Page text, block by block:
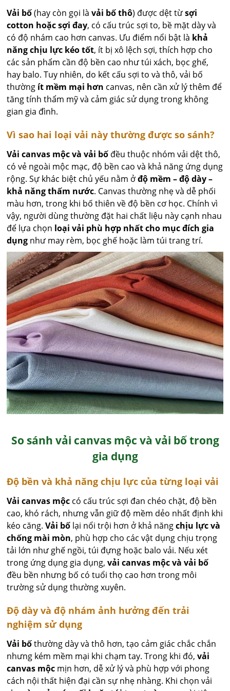
Vải bố(hay còn gọi làvải bố thô) được dệt từsợi
cotton hoặc sợi đay, có cấu trúc sợi to, bề mặt dày và
có độ nhám cao hơn canvas. Ưu điểm nổi bật là khả
năng chịu lực kéo tốt, ít bị xô lệch sợi, thích hợp cho
các sản phẩm cần độ bền cao như túi xách, bọc ghế,
hay balo. Tuy nhiên, do kết cấu sợi to và thô, vải bố
thường ít mềm mại hơn canvas, nên cần xử lý thêm để
tăng tính thẩm mỹ và cảm giác sử dụng trong không
gian gia đình.
Vì sao hai loại vải này thường được so sánh?
Vải canvas mộc và vải bố đều thuộc nhóm vải dệt thô,
có vẻ ngoài mộc mạc, độ bền cao và khả năng ứng dụng
rộng. Sự khác biệt chủ yếu nằm ởđộ mềm – độ dày –
khả năng thấm nước. Canvas thường nhẹ và dễ phối
màu hơn, trong khi bố thiên về độ bền cơ học. Chính vì
vậy, người dùng thường đặt hai chất liệu này cạnh nhau
để lựa chọn loại vải phù hợp nhất cho mục đích gia
dụng như may rèm, bọc ghế hoặc làm túi trang trí.
So sánh vải canvas mộc và vải bố trong
gia dụng
Độ bền và khả năng chịu lực của từng loại vải
Vải canvas mộc có cấu trúc sợi đan chéo chặt, độ bền
cao, khó rách, nhưng vẫn giữ độ mềm dẻo nhất định khi
kéo căng.Vải bố lại nổi trội hơn ở khả năngchịu lực và
chống mài mòn, phù hợp cho các vật dụng chịu trọng
tải lớn như ghế ngồi, túi đựng hoặc balo vải. Nếu xét
trong ứng dụng gia dụng,vải canvas mộc và vải bố
đều bền nhưng bố có tuổi thọ cao hơn trong môi
trường sử dụng thường xuyên.
Độ dày và độ nhám ảnh hưởng đến trải
nghiệm sử dụng
Vải bốthường dày và thô hơn, tạo cảm giác chắc chắn
nhưng kém mềm mại khi chạm tay. Trong khi đó,vải
canvas mộc mịn hơn, dễ xử lý và phù hợp với phong
cách nội thất hiện đại cần sự nhẹ nhàng. Khi chọn vải